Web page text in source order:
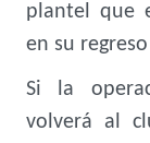
plantel que
en su
Si la
volverá al